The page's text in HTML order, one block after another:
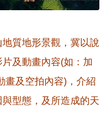
質地形景觀，冀以說
及動畫內容(如：加
畫及空拍內容)，介紹
型態，及所造成的天